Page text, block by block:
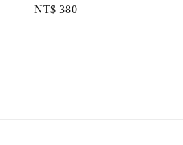
Regular
NT$ 380